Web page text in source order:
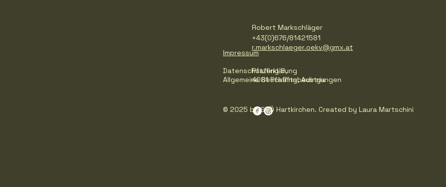
Robert Markschläger
+43(0)676/81421581
r.markschlaeger.oekv@gmx.at
Pfaffing 8,
4081 Pfaffing, Austria
Impressum
Datenschutzerklärung
Allgemeine Geschäftsbedingungen
© 2025 by SVÖ Hartkirchen. Created by Laura Martschini